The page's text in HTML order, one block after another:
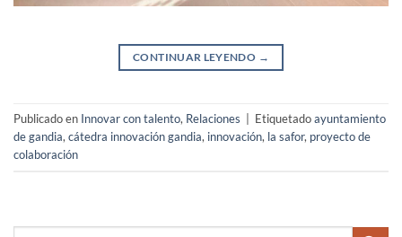
CONTINUAR LEYENDO →
Publicado en Innovar con talento, Relaciones Etiquetadoayuntamiento
de gandia,cátedra innovación gandia, innovación, la safor, proyecto de
colaboración